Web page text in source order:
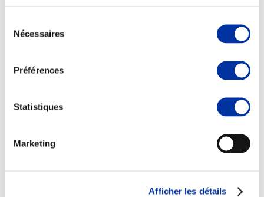
Nécessaires
Préférences
Statistiques
Marketing
Afficher les détails